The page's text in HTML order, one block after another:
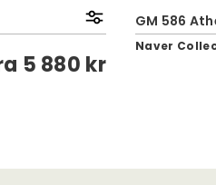
5 880 kr
GM 586
Naver